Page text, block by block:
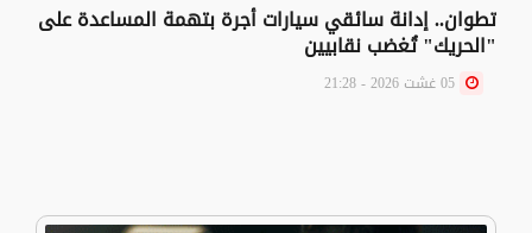
تطوان.. إدانة سائقي سيارات أجرة بتهمة المساعدة على
"الحريك" تُغضب نقابيين